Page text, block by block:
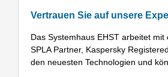
Vertrauen Sie auf unsere
Das Systemhaus EHST arbeitet
SPLA Partner, Kaspersky
den neuesten Technologien und